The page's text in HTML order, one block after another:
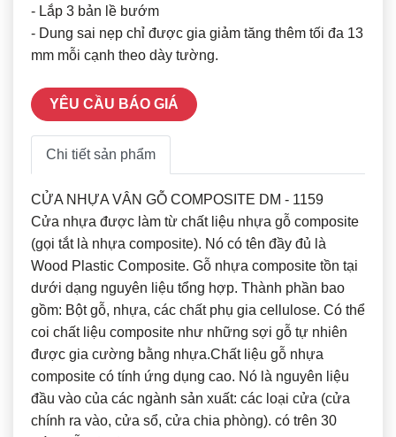
- Lắp 3 bản lề bướm
- Dung sai nẹp chỉ được gia giảm tăng thêm tối đa 13
mm mỗi cạnh theo dày tường.
YÊU CẦU BÁO GIÁ
Chi tiết sản phẩm
CỬA NHỰA VÂN GỖ COMPOSITE DM - 1159
Cửa nhựa được làm từ chất liệu nhựa gỗ composite
(gọi tắt là nhựa composite). Nó có tên đầy đủ là
Wood Plastic Composite. Gỗ nhựa composite tồn tại
dưới dạng nguyên liệu tổng hợp. Thành phần bao
gồm: Bột gỗ, nhựa, các chất phụ gia cellulose. Có thể
coi chất liệu composite như những sợi gỗ tự nhiên
được gia cường bằng nhựa.Chất liệu gỗ nhựa
composite có tính ứng dụng cao. Nó là nguyên liệu
đầu vào của các ngành sản xuất: các loại cửa (cửa
chính ra vào, cửa sổ, cửa chia phòng). có trên 30